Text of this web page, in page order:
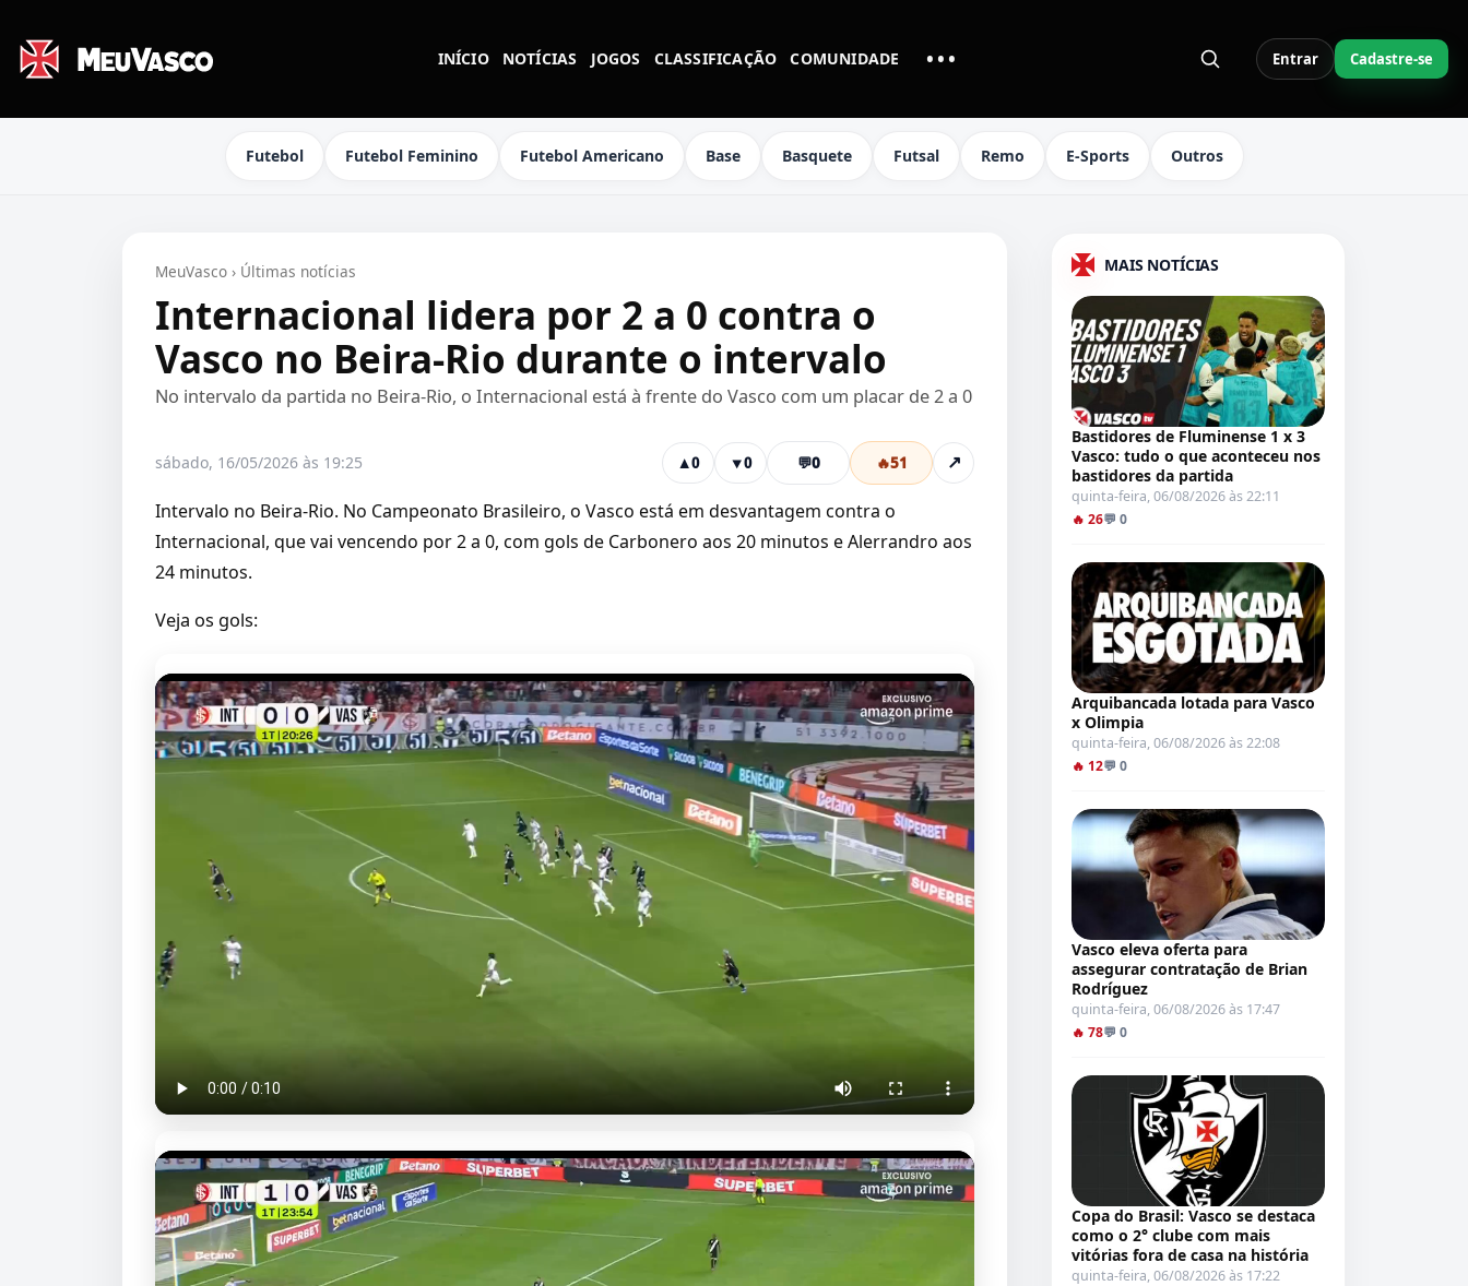
INÍCIO NOTÍCIAS JOGOS CLASSIFICAÇÃO COMUNIDADE •••MAIS LINKS DO MENU Entrar Cadastre-se
Futebol Futebol Feminino Futebol Americano Base Basquete Futsal Remo E-Sports Outros
MeuVasco › Últimas notícias
Internacional lidera por 2 a 0 contra o
Vasco no Beira-Rio durante o intervalo
No intervalo da partida no Beira-Rio, o Internacional está à frente do Vasco com um placar de 2 a 0
sábado, 16/05/2026 às 19:25 ▲0 ▼0 💬0 🔥51 ↗
Intervalo no Beira-Rio. No Campeonato Brasileiro, o Vasco está em desvantagem contra o
Internacional, que vai vencendo por 2 a 0, com gols de Carbonero aos 20 minutos e Alerrandro aos
24 minutos.
Veja os gols:
MAIS NOTÍCIAS
Bastidores de Fluminense 1 x 3
Vasco: tudo o que aconteceu nos
bastidores da partida
quinta-feira, 06/08/2026 às 22:11
🔥 26💬 0
Arquibancada lotada para Vasco
x Olimpia
quinta-feira, 06/08/2026 às 22:08
🔥 12💬 0
Vasco eleva oferta para
assegurar contratação de Brian
Rodríguez
quinta-feira, 06/08/2026 às 17:47
🔥 78💬 0
Copa do Brasil: Vasco se destaca
como o 2° clube com mais
vitórias fora de casa na história
quinta-feira, 06/08/2026 às 17:22